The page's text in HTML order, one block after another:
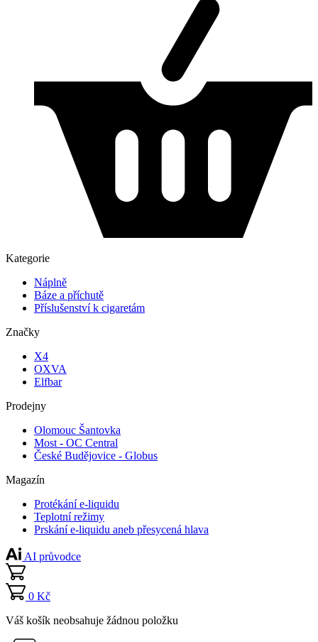
Kategorie
Náplně
Báze a příchutě
Příslušenství k cigaretám
Značky
X4
OXVA
Elfbar
Prodejny
Olomouc Šantovka
Most - OC Central
České Budějovice - Globus
Magazín
Protékání e-liquidu
Teplotní režimy
Prskání e-liquidu aneb přesycená hlava
AI průvodce
0 Kč
Váš košík neobsahuje žádnou položku